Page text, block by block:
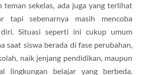
teman sekelas, ada juga yang terlihat
tapi sebenarnya masih mencoba
diri. Situasi seperti ini cukup umum
saat siswa berada di fase perubahan,
naik jenjang pendidikan, maupun
lingkungan belajar yang berbeda.